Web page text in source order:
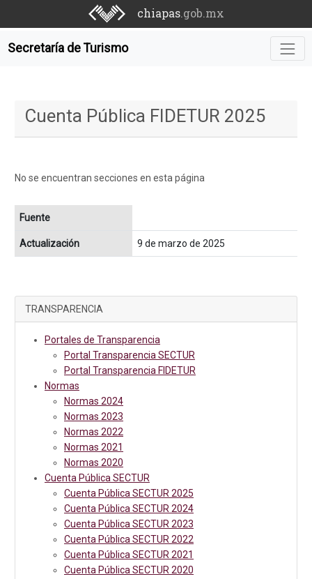
chiapas.gob.mx
Secretaría de Turismo
TRANSPARENCIA
Portales de Transparencia
Portal Transparencia SECTUR
Portal Transparencia FIDETUR
Normas
Normas 2024
Normas 2023
Normas 2022
Normas 2021
Normas 2020
Cuenta Pública SECTUR
Cuenta Pública SECTUR 2025
Cuenta Pública SECTUR 2024
Cuenta Pública SECTUR 2023
Cuenta Pública SECTUR 2022
Cuenta Pública SECTUR 2021
Cuenta Pública SECTUR 2020
Cuenta Pública FIDETUR 2025
No se encuentran secciones en esta página
Fuente
Actualización 9 de marzo de 2025